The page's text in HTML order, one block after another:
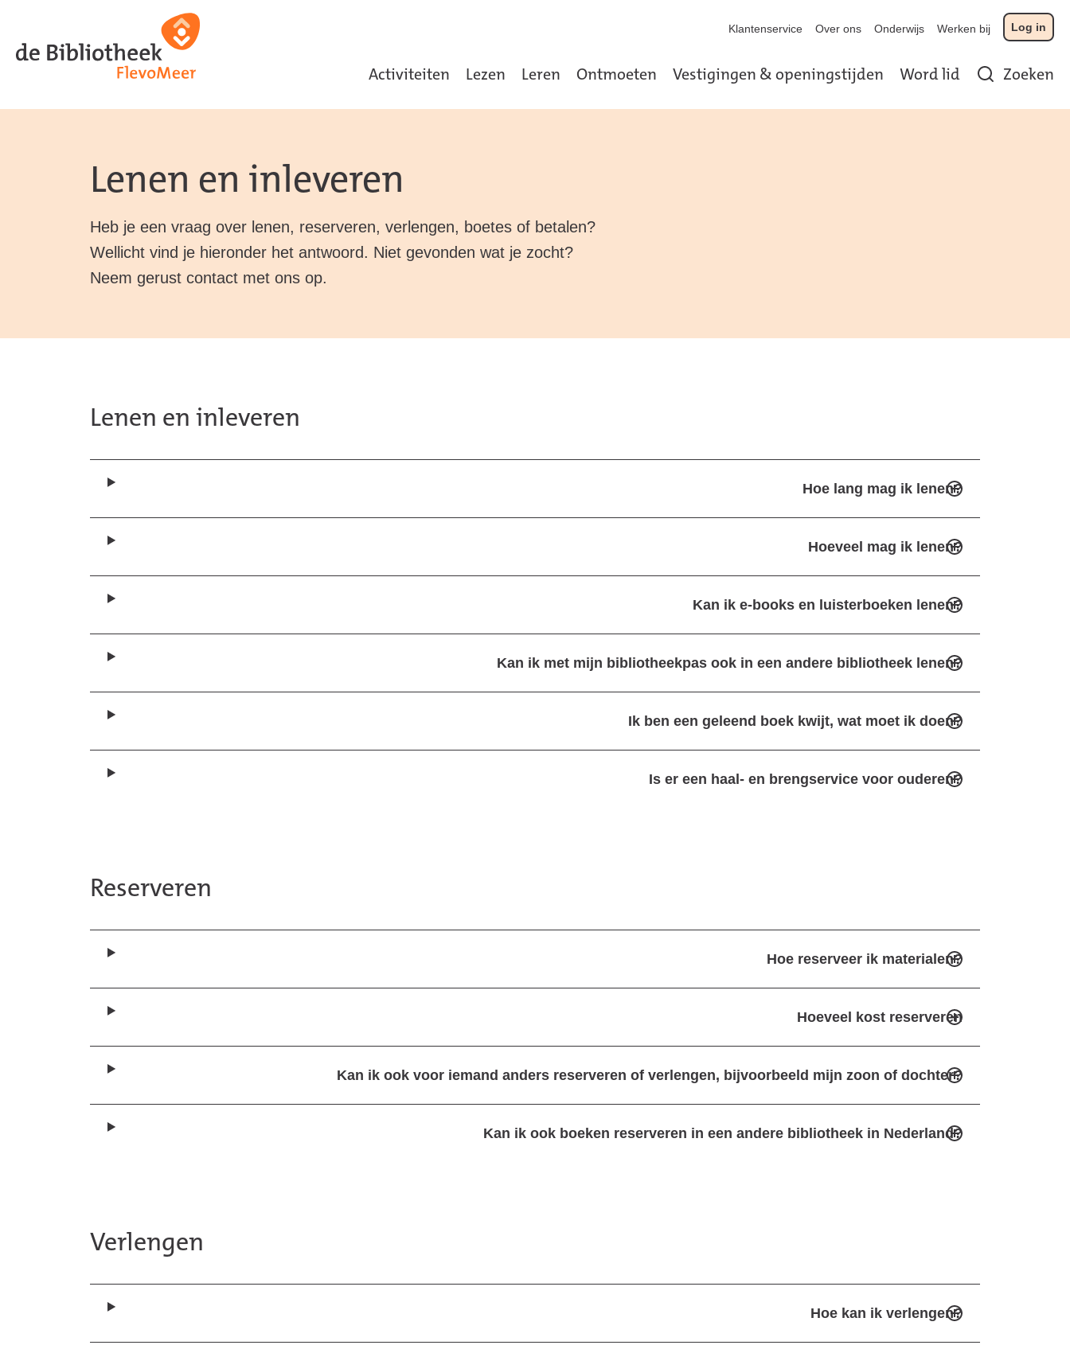
naar
content
naar
footer
naar
Activiteiten Lezen Leren Ontmoeten Vestigingen & openingstijden Word lid Zoeken
Klantenservice Over ons Onderwijs Werken bij Log in
Lenen en inleveren
Heb je een vraag over lenen, reserveren, verlengen, boetes of betalen?
Wellicht vind je hieronder het antwoord. Niet gevonden wat je zocht?
Neem gerust contact met ons op.
Lenen en inleveren
Hoe lang mag ik lenen?
Hoeveel mag ik lenen?
Kan ik e-books en luisterboeken lenen?
Kan ik met mijn bibliotheekpas ook in een andere bibliotheek lenen?
Ik ben een geleend boek kwijt, wat moet ik doen?
Is er een haal- en brengservice voor ouderen?
Reserveren
Hoe reserveer ik materialen?
Hoeveel kost reserveren
Kan ik ook voor iemand anders reserveren of verlengen, bijvoorbeeld mijn zoon of dochter?
Kan ik ook boeken reserveren in een andere bibliotheek in Nederland?
Verlengen
Hoe kan ik verlengen?